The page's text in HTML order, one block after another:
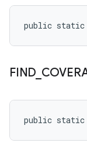
public static
FIND
public static